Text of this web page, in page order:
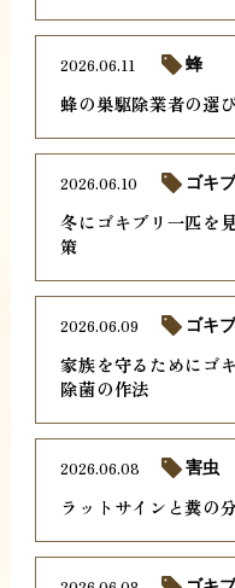
蜂の巣駆除業者の選
2026.06.11 蜂
冬にゴキブリ一匹を
策
2026.06.10 ゴキ
家族を守るためにゴ
除菌の作法
2026.06.09 ゴキ
ラットサインと糞の
2026.06.08 害虫